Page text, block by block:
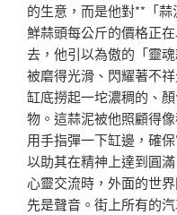
的生意，而是他對**「
鮮蒜頭每公斤的價格正
去，他引以為傲的「靈
被磨得光滑、閃耀著不
缸底撈起一坨濃稠的、
物。這蒜泥被他照顧得
用手指彈一下缸邊，確
以助其在精神上達到圓
心靈交流時，外面的世
先是聲音。街上所有的